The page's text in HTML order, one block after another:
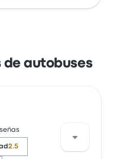
de autobuses
2.5